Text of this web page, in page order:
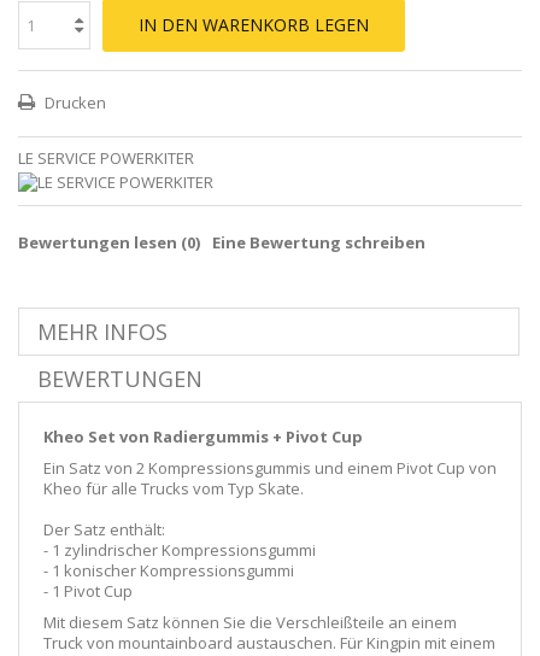
IN DEN WARENKORB LEGEN
Drucken
LE SERVICE POWERKITER
Bewertungen lesen (0) Eine Bewertung schreiben
MEHR INFOS
BEWERTUNGEN
Kheo Set von Radiergummis + Pivot Cup
Ein Satz von 2 Kompressionsgummis und einem Pivot Cup von
Kheo für alle Trucks vom Typ Skate.
Der Satz enthält:
- 1 zylindrischer Kompressionsgummi
- 1 konischer Kompressionsgummi
- 1 Pivot Cup
Mit diesem Satz können Sie die Verschleißteile an einem
Truck von mountainboard austauschen. Für Kingpin mit einem